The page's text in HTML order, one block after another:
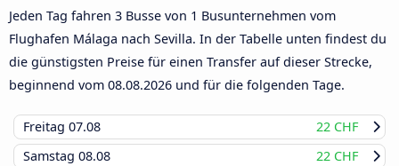
Jeden Tag fahren 3 Busse von 1 Busunternehmen vom
Flughafen Málaga nach Sevilla. In der Tabelle unten findest du
die günstigsten Preise für einen Transfer auf dieser Strecke,
beginnend vom 08.08.2026 und für die folgenden Tage.
Freitag 07.08
22 CHF
Samstag 08.08
22 CHF